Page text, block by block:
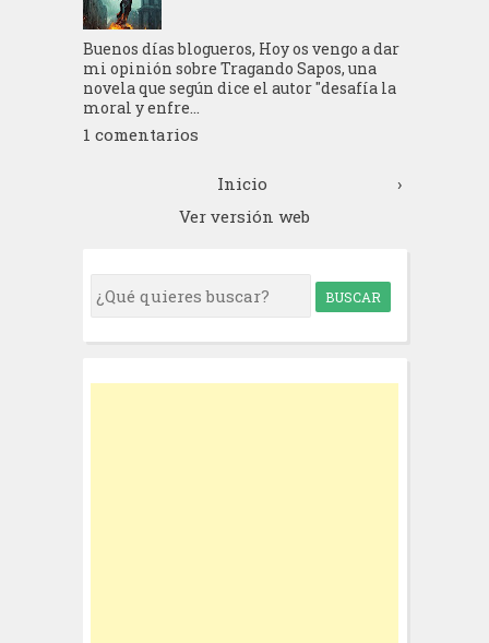
Buenos días blogueros, Hoy os vengo a dar
mi opinión sobre Tragando Sapos, una
novela que según dice el autor "desafía la
moral y enfre...
1 comentarios
›
Inicio
Ver versión web
S
e
r